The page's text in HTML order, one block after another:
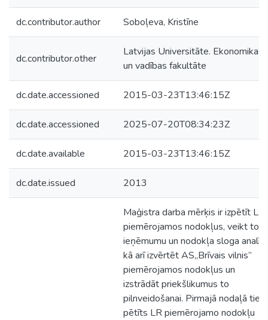
dc.contributor.author Soboļeva, Kristīne
dc.contributor.other
Latvijas Universitāte. Ekonomikas
un vadības fakultāte
dc.date.accessioned 2015-03-23T13:46:15Z
dc.date.accessioned 2025-07-20T08:34:23Z
dc.date.available 2015-03-23T13:46:15Z
dc.date.issued 2013
Maģistra darba mērķis ir izpētīt LR
piemērojamos nodokļus, veikt to
ieņēmumu un nodokļa sloga analīzi,
kā arī izvērtēt AS„Brīvais vilnis”
piemērojamos nodokļus un
izstrādāt priekšlikumus to
pilnveidošanai. Pirmajā nodaļā tiek
pētīts LR piemērojamo nodokļu